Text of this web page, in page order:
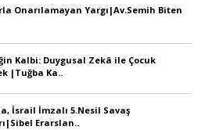
Onarılamayan Yargı|Av.Semih Biten
Kalbi: Duygusal Zekâ ile Çocuk
|Tuğba Ka..
İsrail İmzalı 5.Nesil Savaş
Erarslan..